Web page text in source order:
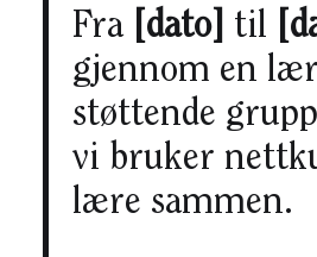
Fra [dato] til
gjennom en
støttende
vi bruker
lære sammen.